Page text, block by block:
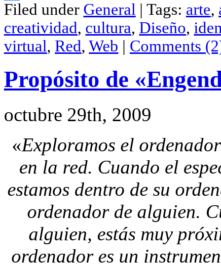
Compartir
Filed under General | Tags: arte,
creatividad, cultura, Diseño,
virtual, Red, Web | Comments
Propósito de
octubre 29th, 2009
«Exploramos el
en la red. Cuando el
estamos dentro de su
ordenador de alguien.
alguien, estás muy
ordenador es un